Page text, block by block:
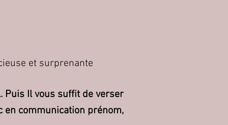
et surprenante
Puis Il vous suffit de verser
en communication prénom,